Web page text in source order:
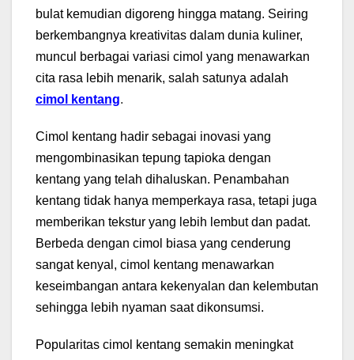
bulat kemudian digoreng hingga matang. Seiring
berkembangnya kreativitas dalam dunia kuliner,
muncul berbagai variasi cimol yang menawarkan
cita rasa lebih menarik, salah satunya adalah
cimol kentang.
Cimol kentang hadir sebagai inovasi yang
mengombinasikan tepung tapioka dengan
kentang yang telah dihaluskan. Penambahan
kentang tidak hanya memperkaya rasa, tetapi juga
memberikan tekstur yang lebih lembut dan padat.
Berbeda dengan cimol biasa yang cenderung
sangat kenyal, cimol kentang menawarkan
keseimbangan antara kekenyalan dan kelembutan
sehingga lebih nyaman saat dikonsumsi.
Popularitas cimol kentang semakin meningkat